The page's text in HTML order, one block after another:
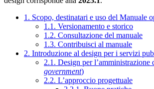
1. Scopo, destinatari e uso del Manuale
1.1. Versionamento e storico
1.2. Consultazione del manuale
1.3. Contribuisci al manuale
2. Introduzione al design per i servizi
2.1. Design per l’amministrazione
government)
2.2. L’approccio progettuale